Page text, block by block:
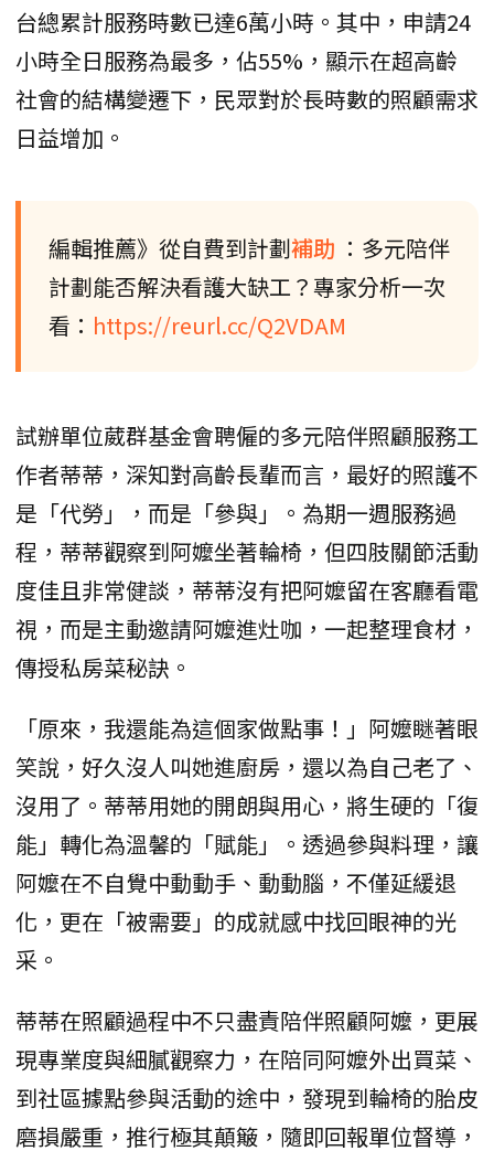
台總累計服務時數已達6萬小時。其中，申請24
小時全日服務為最多，佔55%，顯示在超高齡
社會的結構變遷下，民眾對於長時數的照顧需求
日益增加。
編輯推薦》從自費到計劃補助 ：多元陪伴
計劃能否解決看護大缺工？專家分析一次
看： https://reurl.cc/Q2VDAM
試辦單位葳群基金會聘僱的多元陪伴照顧服務工
作者蒂蒂，深知對高齡長輩而言，最好的照護不
是「代勞」，而是「參與」。為期一週服務過
程，蒂蒂觀察到阿嬤坐著輪椅，但四肢關節活動
度佳且非常健談，蒂蒂沒有把阿嬤留在客廳看電
視，而是主動邀請阿嬤進灶咖，一起整理食材，
傳授私房菜秘訣。
「原來，我還能為這個家做點事！」阿嬤瞇著眼
笑說，好久沒人叫她進廚房，還以為自己老了、
沒用了。蒂蒂用她的開朗與用心，將生硬的「復
能」轉化為溫馨的「賦能」。透過參與料理，讓
阿嬤在不自覺中動動手、動動腦，不僅延緩退
化，更在「被需要」的成就感中找回眼神的光
采。
蒂蒂在照顧過程中不只盡責陪伴照顧阿嬤，更展
現專業度與細膩觀察力，在陪同阿嬤外出買菜、
到社區據點參與活動的途中，發現到輪椅的胎皮
磨損嚴重，推行極其顛簸，隨即回報單位督導，